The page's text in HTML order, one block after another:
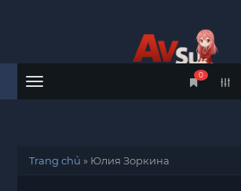
Menu
0
Trang chủ » Юлия Зоркина